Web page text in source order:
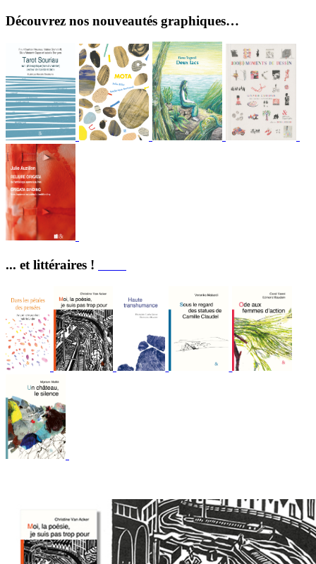
Découvrez nos nouveautés graphiques…
... et littéraires !